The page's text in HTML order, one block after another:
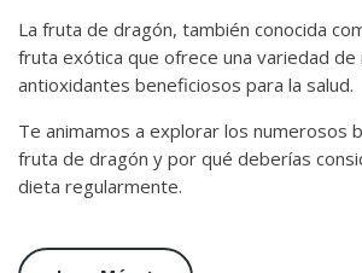
La fruta de dragón, también conocida
fruta exótica que ofrece una variedad
antioxidantes beneficiosos para la salud.
Te animamos a explorar los numerosos
fruta de dragón y por qué deberías
dieta regularmente.